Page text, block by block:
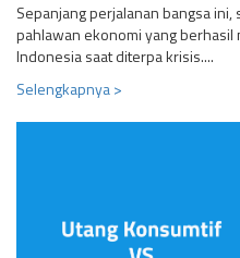
Sepanjang perjalanan bangsa
pahlawan ekonomi yang
Indonesia saat diterpa krisis....
Selengkapnya >